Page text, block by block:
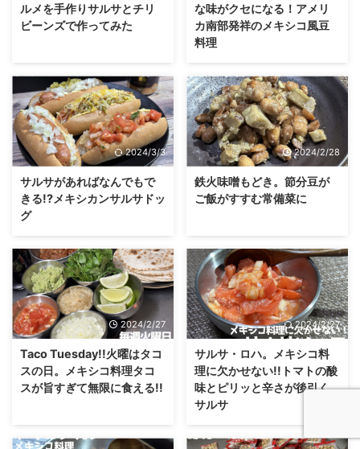
ルメを手作りサルサとチリ
ビーンズで作ってみた
な味がクセになる！アメリ
カ南部発祥のメキシコ風豆
料理
2024/3/3
サルサがあればなんでもで
きる!?メキシカンサルサドッ
グ
2024/2/28
鉄火味噌もどき。節分豆が
ご飯がすすむ常備菜に
2024/2/27
Taco Tuesday!!火曜はタコ
スの日。メキシコ料理タコ
スが旨すぎて無限に食える!!
2024/2/27
サルサ・ロハ。メキシコ料
理に欠かせない!!トマトの酸
味とピリッと辛さが後引く
サルサ